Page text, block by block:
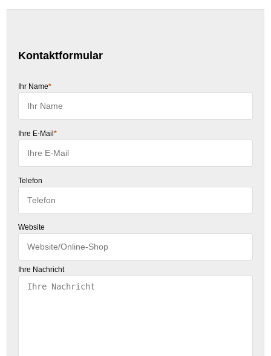
Kontaktformular
Ihr Name*
Ihre E-Mail*
Telefon
Website
Ihre Nachricht